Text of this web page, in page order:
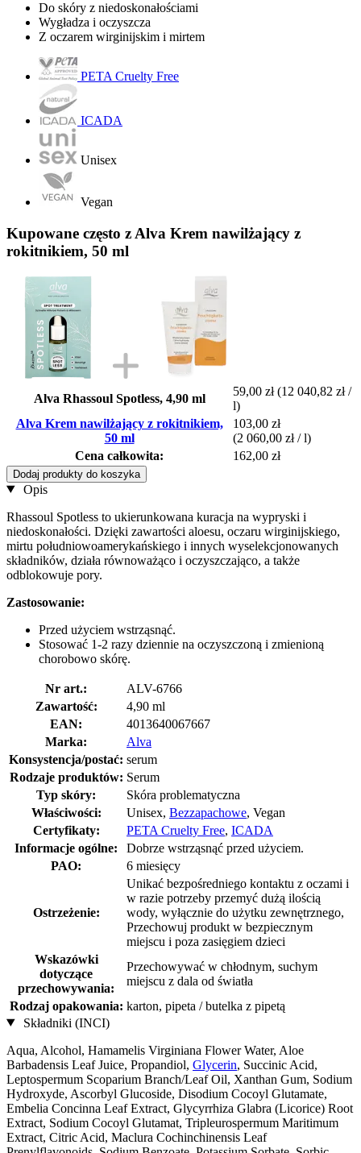
Do skóry z niedoskonałościami
Wygładza i oczyszcza
Z oczarem wirginijskim i mirtem
PETA Cruelty Free
ICADA
Unisex
Vegan
Kupowane często z Alva Krem nawilżający z
rokitnikiem, 50 ml
Alva Rhassoul Spotless, 4,90 ml
59,00 zł (12 040,82 zł /
l)
Alva Krem nawilżający z rokitnikiem,
50 ml
103,00 zł
(2 060,00 zł / l)
Cena całkowita:
162,00 zł
Dodaj produkty do koszyka
Opis
Rhassoul Spotless to ukierunkowana kuracja na wypryski i
niedoskonałości. Dzięki zawartości aloesu, oczaru wirginijskiego,
mirtu południowoamerykańskiego i innych wyselekcjonowanych
składników, działa równoważąco i oczyszczająco, a także
odblokowuje pory.
Zastosowanie:
Przed użyciem wstrząsnąć.
Stosować 1-2 razy dziennie na oczyszczoną i zmienioną
chorobowo skórę.
Nr art.:
ALV-6766
Zawartość:
4,90 ml
EAN:
4013640067667
Marka:
Alva
Konsystencja/postać: serum
Rodzaje produktów: Serum
Typ skóry:
Skóra problematyczna
Właściwości:
Unisex, Bezzapachowe, Vegan
Certyfikaty:
PETA Cruelty Free, ICADA
Informacje ogólne:
Dobrze wstrząsnąć przed użyciem.
PAO:
6 miesięcy
Ostrzeżenie:
Unikać bezpośredniego kontaktu z oczami i
w razie potrzeby przemyć dużą ilością
wody, wyłącznie do użytku zewnętrznego,
Przechowuj produkt w bezpiecznym
miejscu i poza zasięgiem dzieci
Wskazówki
dotyczące
przechowywania:
Przechowywać w chłodnym, suchym
miejscu z dala od światła
Rodzaj opakowania: karton, pipeta / butelka z pipetą
Składniki (INCI)
Aqua, Alcohol, Hamamelis Virginiana Flower Water, Aloe
Barbadensis Leaf Juice, Propandiol, Glycerin, Succinic Acid,
Leptospermum Scoparium Branch/Leaf Oil, Xanthan Gum, Sodium
Hydroxyde, Ascorbyl Glucoside, Disodium Cocoyl Glutamate,
Embelia Concinna Leaf Extract, Glycyrrhiza Glabra (Licorice) Root
Extract, Sodium Cocoyl Glutamat, Tripleurospermum Maritimum
Extract, Citric Acid, Maclura Cochinchinensis Leaf